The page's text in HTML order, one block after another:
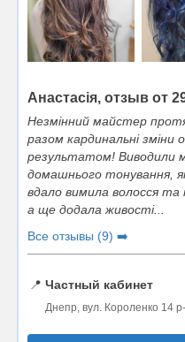
Анастасія, отзыв от
Незмінний майстер
разом кардинальні зміни
результатом! Виводили
домашнього тонування,
вдало вимила волосся та
а ще додала живості...
Все отзывы (9) ➡️
📍 Частный кабинет
Днепр, вул. Короленко 14